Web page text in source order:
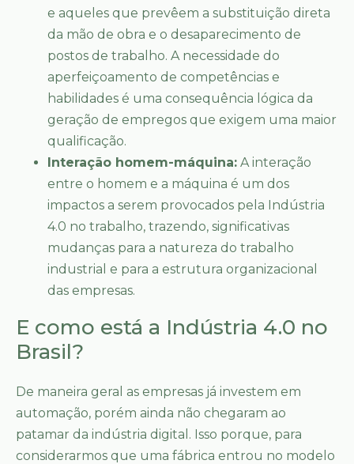
e aqueles que prevêem a substituição direta
da mão de obra e o desaparecimento de
postos de trabalho. A necessidade do
aperfeiçoamento de competências e
habilidades é uma consequência lógica da
geração de empregos que exigem uma maior
qualificação.
Interação homem-máquina: A interação
entre o homem e a máquina é um dos
impactos a serem provocados pela Indústria
4.0 no trabalho, trazendo, significativas
mudanças para a natureza do trabalho
industrial e para a estrutura organizacional
das empresas.
E como está a Indústria 4.0 no
Brasil?
De maneira geral as empresas já investem em
automação, porém ainda não chegaram ao
patamar da indústria digital. Isso porque, para
considerarmos que uma fábrica entrou no modelo